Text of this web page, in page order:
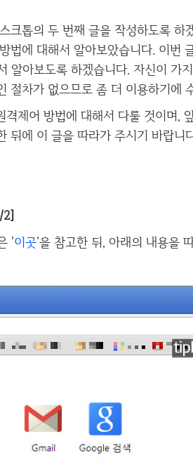
크톱의 두 번째 글을 작성하도록 하
법에 대해서 알아보았습니다. 이번
알아보도록 하겠습니다. 자신이 가
절차가 없으므로 좀 더 이용하기에
제어 방법에 대해서 다룰 것이며,
뒤에 이 글을 따라가 주시기 바랍니
2]
'이곳'을 참고한 뒤, 아래의 내용을